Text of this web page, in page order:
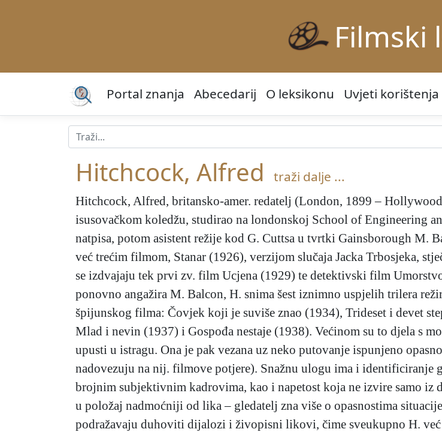
Filmski
Portal znanja Abecedarij O leksikonu Uvjeti korištenja
Hitchcock, Alfred traži dalje ...
Hitchcock, Alfred, britansko-amer. redatelj (London, 1899 –
isusovačkom koledžu, studirao na londonskoj School of Engineering
natpisa, potom asistent režije kod G. Cuttsa u tvrtki Gainsborough M.
već trećim filmom, Stanar (1926), verzijom slučaja Jacka Trbosjeka,
se izdvajaju tek prvi zv. film Ucjena (1929) te detektivski film
ponovno angažira M. Balcon, H. snima šest iznimno uspjelih trilera
špijunskog filma: Čovjek koji je suviše znao (1934), Trideset i devet
Mlad i nevin (1937) i Gospođa nestaje (1938). Većinom su to djela s
upusti u istragu. Ona je pak vezana uz neko putovanje ispunjeno
nadovezuju na nij. filmove potjere). Snažnu ulogu ima i identificiranje
brojnim subjektivnim kadrovima, kao i napetost koja ne izvire samo iz
u položaj nadmoćniji od lika – gledatelj zna više o opasnostima
podražavaju duhoviti dijalozi i živopisni likovi, čime sveukupno H.